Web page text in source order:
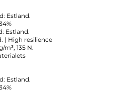
Estland.
Estland.
| High resilience
135 N.
Estland.